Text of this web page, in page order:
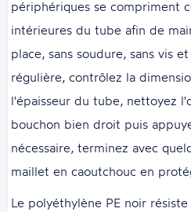
périphériques se compriment
intérieures du tube afin de
place, sans soudure, sans vis
régulière, contrôlez la
l'épaisseur du tube, nettoyez
bouchon bien droit puis
nécessaire, terminez avec
maillet en caoutchouc en
Le polyéthylène PE noir